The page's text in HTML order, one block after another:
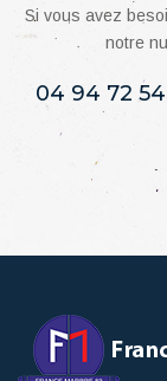
Si vous avez
notre
04 94 72